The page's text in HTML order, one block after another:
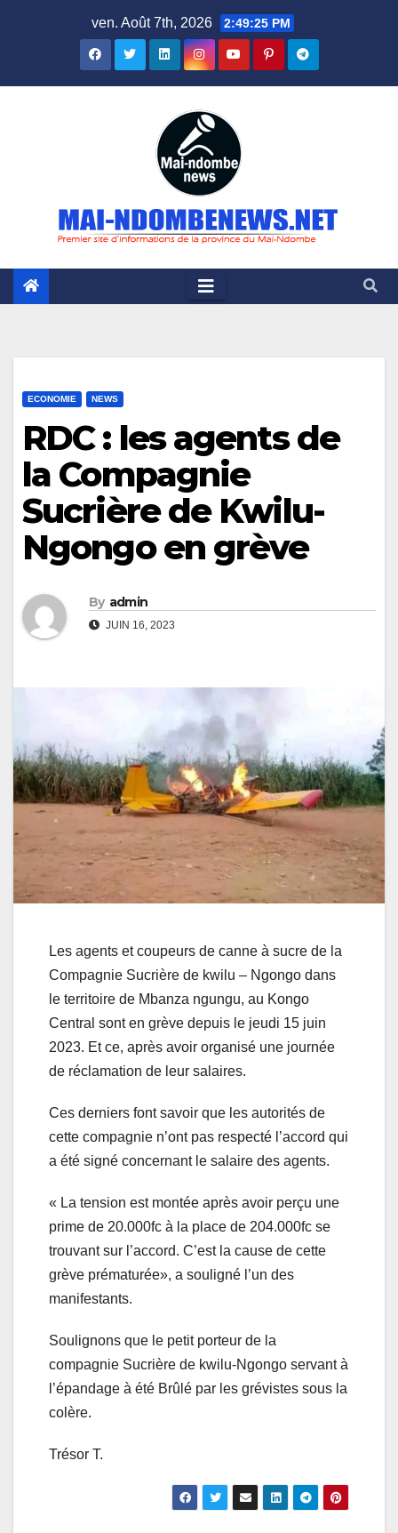
ven. Août 7th, 2026 2:49:26 PM
ECONOMIE NEWS
RDC : les agents de
la Compagnie
Sucrière de Kwilu-
Ngongo en grève
By admin
JUIN 16, 2023
Les agents et coupeurs de canne à sucre de la
Compagnie Sucrière de kwilu – Ngongo dans
le territoire de Mbanza ngungu, au Kongo
Central sont en grève depuis le jeudi 15 juin
2023. Et ce, après avoir organisé une journée
de réclamation de leur salaires.
Ces derniers font savoir que les autorités de
cette compagnie n’ont pas respecté l’accord qui
a été signé concernant le salaire des agents.
« La tension est montée après avoir perçu une
prime de 20.000fc à la place de 204.000fc se
trouvant sur l’accord. C’est la cause de cette
grève prématurée», a souligné l’un des
manifestants.
Soulignons que le petit porteur de la
compagnie Sucrière de kwilu-Ngongo servant à
l’épandage à été Brûlé par les grévistes sous la
colère.
Trésor T.